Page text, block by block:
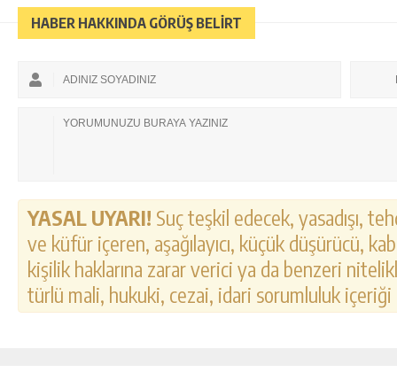
HABER HAKKINDA GÖRÜŞ BELİRT
YASAL UYARI! Suç teşkil edecek, yasadışı,
ve küfür içeren, aşağılayıcı, küçük düşürücü,
kişilik haklarına zarar verici ya da benzeri
türlü mali, hukuki, cezai, idari sorumluluk